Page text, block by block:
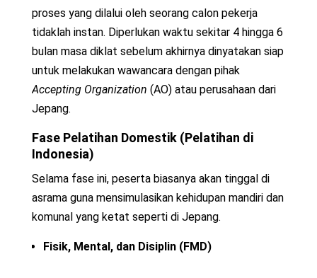
proses yang dilalui oleh seorang calon pekerja
tidaklah instan. Diperlukan waktu sekitar 4 hingga 6
bulan masa diklat sebelum akhirnya dinyatakan siap
untuk melakukan wawancara dengan pihak
Accepting Organization (AO) atau perusahaan dari
Jepang.
Fase Pelatihan Domestik (Pelatihan di
Indonesia)
Selama fase ini, peserta biasanya akan tinggal di
asrama guna mensimulasikan kehidupan mandiri dan
komunal yang ketat seperti di Jepang.
Fisik, Mental, dan Disiplin (FMD)